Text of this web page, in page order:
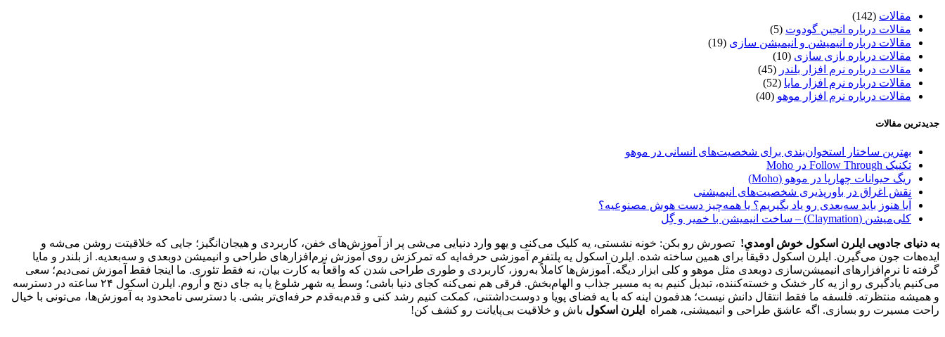
مقالات (142)
مقالات درباره انجین گودوت (5)
مقالات درباره انیمیشن و انیمیشن سازی (19)
مقالات درباره بازی سازی (10)
مقالات درباره نرم افزار بلندر (45)
مقالات درباره نرم افزار مایا (52)
مقالات درباره نرم افزار موهو (40)
جدیدترین مقالات
بهترین ساختار استخوان‌بندی برای شخصیت‌های انسانی در موهو
تکنیک Follow Through در Moho
ریگ حیوانات چهارپا در موهو (Moho)
نقش اغراق در باورپذیری شخصیت‌های انیمیشنی
آیا هنوز باید سه‌بعدی‌ رو یاد بگیریم؟ یا همه‌چیز دست هوش مصنوعیه؟
کلی‌میشن (Claymation) – ساخت انیمیشن با خمیر و گِل
به دنیای جادویی ایلرن اسکول خوش اومدی! تصورش رو بکن: خونه نشستی، یه کلیک می‌کنی و یهو وارد دنیایی می‌شی پر از آموزش‌های خفن، کاربردی و هیجان‌انگیز؛ جایی که خلاقیتت روشن می‌شه و
ایده‌هات جون می‌گیرن. ایلرن اسکول دقیقاً برای همین ساخته شده. ایلرن اسکول یه پلتفرم آموزشی حرفه‌ایه که تمرکزش روی آموزش نرم‌افزارهای طراحی و انیمیشن دو‌بعدی و سه‌بعدیه. از بلندر و مایا
گرفته تا نرم‌افزارهای انیمیشن‌سازی دوبعدی مثل موهو و کلی ابزار دیگه. آموزش‌ها کاملاً به‌روز، کاربردی و طوری طراحی شدن که واقعاً به کارت بیان، نه فقط تئوری. ما اینجا فقط آموزش نمی‌دیم؛ سعی
می‌کنیم یادگیری رو از یه کار خشک و خسته‌کننده، تبدیل کنیم به یه مسیر جذاب و الهام‌بخش. فرقی هم نمی‌کنه کجای دنیا باشی؛ وسط یه شهر شلوغ یا یه جای دنج و آروم. ایلرن اسکول ۲۴ ساعته در دسترسه
و همیشه منتظرته. فلسفه ما فقط انتقال دانش نیست؛ هدفمون اینه که با یه فضای پویا و دوست‌داشتنی، کمکت کنیم رشد کنی و قدم‌به‌قدم حرفه‌ای‌تر بشی. با دسترسی نامحدود به آموزش‌ها، می‌تونی با خیال
راحت مسیرت رو بسازی. اگه عاشق طراحی و انیمیشنی، همراه
ایلرن اسکول باش و خلاقیت بی‌پایانت رو کشف کن!